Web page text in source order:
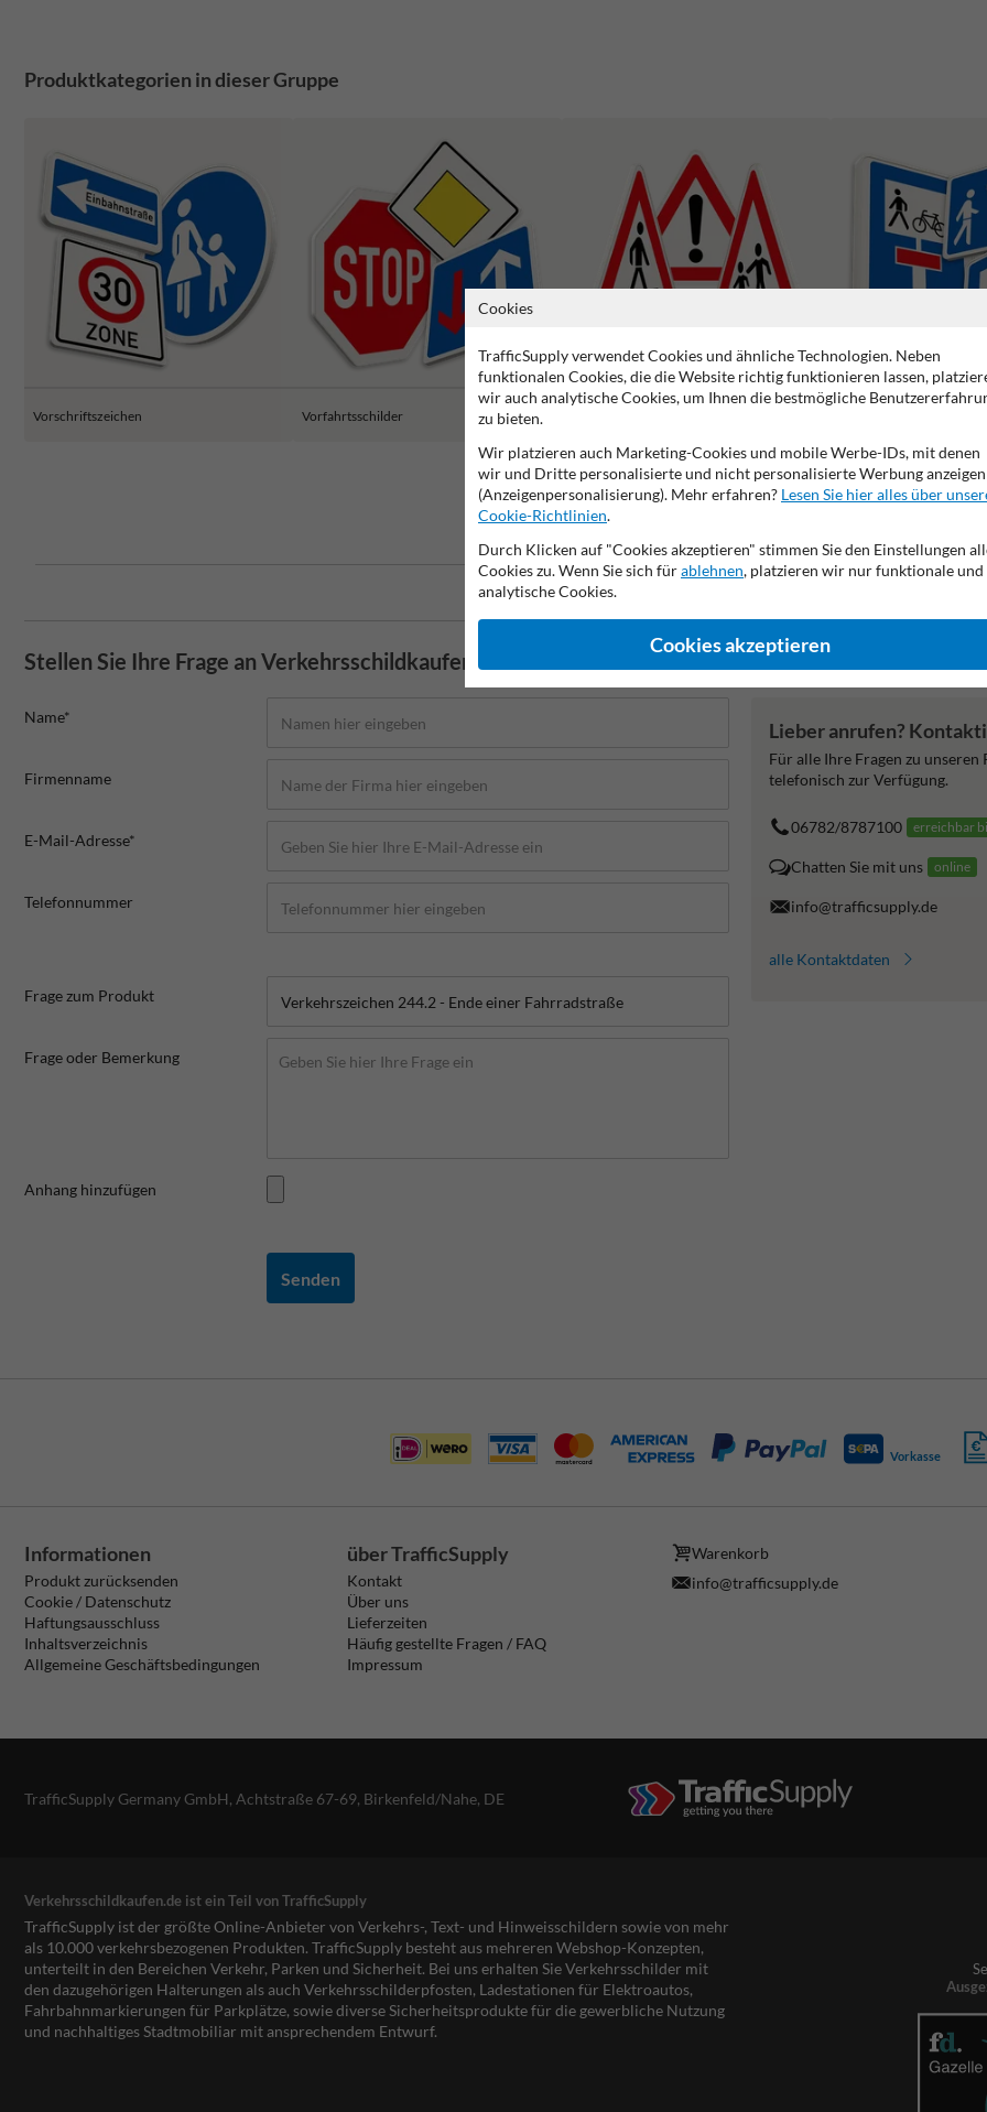
Produktkategorien in dieser Gruppe
Vorschriftszeichen Vorfahrtsschilder
2 Jahre Werksgarantie Eigene Produktion Made in DE
Stellen Sie Ihre Frage an Verkehrsschildkaufen.de
Name*
Firmenname
E-Mail-Adresse*
Telefonnummer
Frage zum Produkt
Frage oder Bemerkung
Anhang hinzufügen
Senden
Lieber anrufen?
Für alle Ihre Fragen zu
telefonisch zur Verfügung.
06782/8787100 erreichbar
Chatten Sie mit uns online
info@trafficsupply.de
alle Kontaktdaten
Vorkasse
Informationen
Produkt zurücksenden
Cookie / Datenschutz
Haftungsausschluss
Inhaltsverzeichnis
Allgemeine Geschäftsbedingungen
über TrafficSupply
Kontakt
Über uns
Lieferzeiten
Häufig gestellte Fragen / FAQ
Impressum
Warenkorb
info@trafficsupply.de
TrafficSupply Germany GmbH, Achtstraße 67-69, Birkenfeld/Nahe, DE
Verkehrsschildkaufen.de ist ein Teil von TrafficSupply
TrafficSupply ist der größte Online-Anbieter von Verkehrs-, Text- und Hinweisschildern sowie von mehr
als 10.000 verkehrsbezogenen Produkten. TrafficSupply besteht aus mehreren Webshop-Konzepten,
unterteilt in den Bereichen Verkehr, Parken und Sicherheit. Bei uns erhalten Sie Verkehrsschilder mit
den dazugehörigen Halterungen als auch Verkehrsschilderpfosten, Ladestationen für Elektroautos,
Fahrbahnmarkierungen für Parkplätze, sowie diverse Sicherheitsprodukte für die gewerbliche Nutzung
und nachhaltiges Stadtmobiliar mit ansprechendem Entwurf.
Cookies
TrafficSupply verwendet Cookies und ähnliche Technologien. Neben
funktionalen Cookies, die die Website richtig funktionieren lassen,
wir auch analytische Cookies, um Ihnen die bestmögliche
zu bieten.
Wir platzieren auch Marketing-Cookies und mobile Werbe-IDs, mit denen
wir und Dritte personalisierte und nicht personalisierte Werbung anzeigen
(Anzeigenpersonalisierung). Mehr erfahren? Lesen Sie hier alles über
Cookie-Richtlinien.
Durch Klicken auf "Cookies akzeptieren" stimmen Sie den Einstellungen
Cookies zu. Wenn Sie sich fürablehnen, platzieren wir nur funktionale und
analytische Cookies.
Cookies akzeptieren